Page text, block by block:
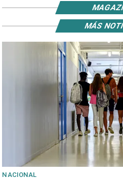
NACIONAL
MÁS